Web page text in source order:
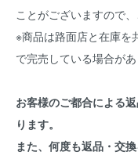
ことがございますので、
※商品は路面店と在庫を
で完売している場合が
お客様のご都合による
ります。
また、何度も返品・交